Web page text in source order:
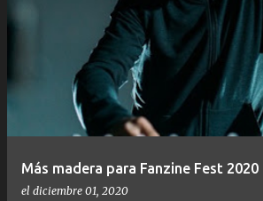
Más madera para Fanzine Fest 2020
el diciembre 01, 2020